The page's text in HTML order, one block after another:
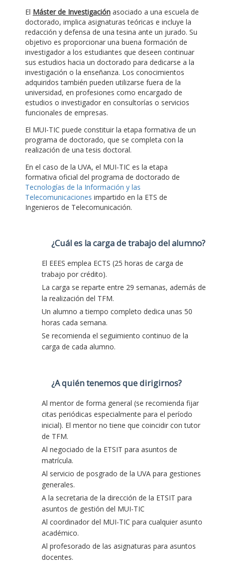
El Máster de Investigación asociado a una escuela de
doctorado, implica asignaturas teóricas e incluye la
redacción y defensa de una tesina ante un jurado. Su
objetivo es proporcionar una buena formación de
investigador a los estudiantes que deseen continuar
sus estudios hacia un doctorado para dedicarse a la
investigación o la enseñanza. Los conocimientos
adquiridos también pueden utilizarse fuera de la
universidad, en profesiones como encargado de
estudios o investigador en consultorías o servicios
funcionales de empresas.
El MUI-TIC puede constituir la etapa formativa de un
programa de doctorado, que se completa con la
realización de una tesis doctoral.
En el caso de la UVA, el MUI-TIC es la etapa
formativa oficial del programa de doctorado de
Tecnologías de la Información y las
Telecomunicaciones impartido en la ETS de
Ingenieros de Telecomunicación.
¿Cuál es la carga de trabajo del alumno?
El EEES emplea ECTS (25 horas de carga de
trabajo por crédito).
La carga se reparte entre 29 semanas, además de
la realización del TFM.
Un alumno a tiempo completo dedica unas 50
horas cada semana.
Se recomienda el seguimiento continuo de la
carga de cada alumno.
¿A quién tenemos que dirigirnos?
Al mentor de forma general (se recomienda fijar
citas periódicas especialmente para el período
inicial). El mentor no tiene que coincidir con tutor
de TFM.
Al negociado de la ETSIT para asuntos de
matrícula.
Al servicio de posgrado de la UVA para gestiones
generales.
A la secretaria de la dirección de la ETSIT para
asuntos de gestión del MUI-TIC
Al coordinador del MUI-TIC para cualquier asunto
académico.
Al profesorado de las asignaturas para asuntos
docentes.